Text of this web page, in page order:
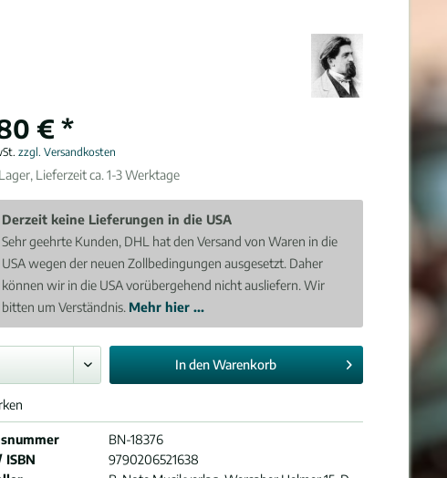
€ *
zzgl. Versandkosten
Lieferzeit ca. 1-3 Werktage
Derzeit keine Lieferungen in die USA
Sehr geehrte Kunden, DHL hat den Versand von Waren in die
USA wegen der neuen Zollbedingungen ausgesetzt. Daher
können wir in die USA vorübergehend nicht ausliefern. Wir
bitten um Verständnis. Mehr hier ...
In denWarenkorb
BN-18376
ISBN
9790206521638